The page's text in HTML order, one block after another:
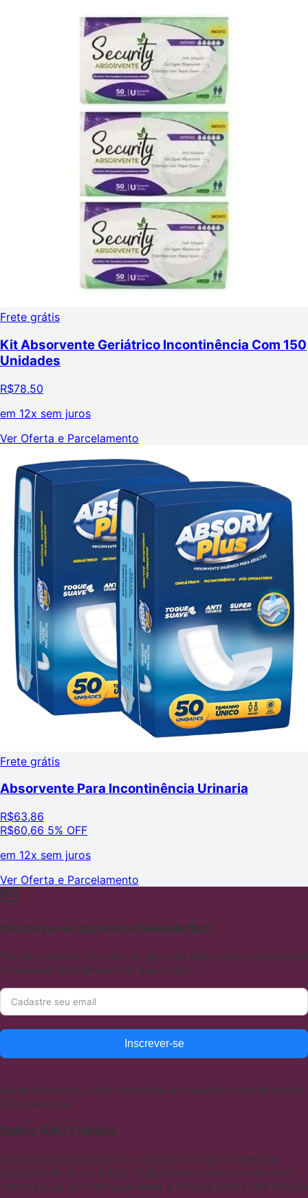
Frete grátis
Kit Absorvente Geriátrico Incontinência Com 150
Unidades
R$78,50
em 12x sem juros
Ver Oferta e Parcelamento
Frete grátis
Absorvente Para Incontinência Urinaria
R$63,86
R$60,66 5% OFF
em 12x sem juros
Ver Oferta e Parcelamento
Inscreva-se na nossa Newsletter!
Receba ofertas incríveis, cupons de desconto exclusivos e
novidades diretamente no seu e-mail.
Inscrever-se
Ao se inscrever, você concorda em receber comunicações
de nossa loja.
Sobre ABC Fraldas
Somos distribuidores de produtos de higiene pessoal,
fraldas infantis e adultas. Trabalhamos com as melhores
marcas para garantir qualidade e preços justos aos nossos